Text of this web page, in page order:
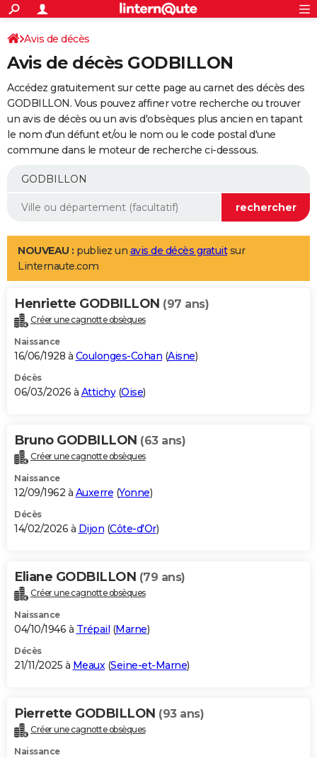
ACTUALITÉS
Politique
Société
Faits Divers
Education
Monde
Villes
+
SPORT
Coupe du monde 2026
Football
Tennis
Cyclisme
Rugby
Forum
Programme TV
TNT
Streaming
Cinéma
Sorties cinéma
Musique
+
FINANCE
Impôts
Immobilier
Risques naturels par ville
Banque
Assurance
Crédit
AUTO
Essais
Réserver un essai
Citadines
Berlines
SUV
Forum auto
+
Mobiles
Meilleur smartphone
Internet
Ordinateurs
Jeux vidéo
Guide high-tech
Aménagement intérieur
LIFESTYLE
Art de vivre
Bien-être
Loisirs
Mode
Modes de vie
Alimentation
Guide de la santé
Maladies
Médicaments
Sommeil
VOYAGE
Destinations
City break
Voyage nature
Voyage de noces
Forum
Climat
+PHOTO
GUIDES D'ACHAT
BONS PLANS
Carte de Noël
Carte Bonne année
Carte Saint-Valentin
Carte Pâques
Carte d'anniversaire
DICTIONNAIRE
Dictionnaire
Biographies
Citations
Expressions
Proverbes
PROGRAMME TV
S'inscrire
Se connecter
Lycées
Collèges
Primaires
Universités
Entreprises
Service militaire
Avis de recherche
AVIS DE DÉCÈS
Bricolage
Lifestyle
Culture
Sport
Auto
Television
Voyage
Cinema
Avis de décès
Avis de décès GODBILLON
Accédez gratuitement sur cette page au carnet des décès des
GODBILLON. Vous pouvez affiner votre recherche ou trouver
un avis de décès ou un avis d'obsèques plus ancien en tapant
le nom d'un défunt et/ou le nom ou le code postal d'une
commune dans le moteur de recherche ci-dessous.
NOUVEAU : publiez un avis de décès gratuitsur
Linternaute.com
Henriette GODBILLON (97 ans)
Créer une cagnotte obsèques
Naissance
16/06/1928 à Coulonges-Cohan (Aisne)
Décès
06/03/2026 à Attichy(Oise)
Bruno GODBILLON (63 ans)
Créer une cagnotte obsèques
Naissance
12/09/1962 à Auxerre (Yonne)
Décès
14/02/2026 à Dijon (Côte-d'Or)
Eliane GODBILLON (79 ans)
Créer une cagnotte obsèques
Naissance
04/10/1946 à Trépail (Marne)
Décès
21/11/2025 à Meaux(Seine-et-Marne)
Pierrette GODBILLON (93 ans)
Créer une cagnotte obsèques
Naissance